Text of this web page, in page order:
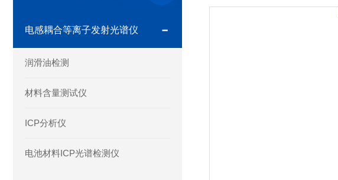
电感耦合等离子发射光谱仪
润滑油检测
材料含量测试仪
ICP分析仪
电池材料ICP光谱检测仪